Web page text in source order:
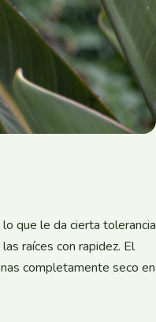
que le da cierta tolerancia
raíces con rapidez. El
completamente seco en